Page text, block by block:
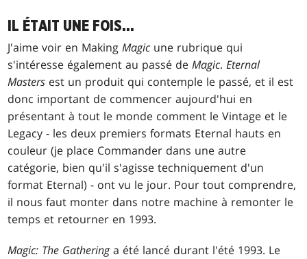
IL ÉTAIT UNE FOIS…
J'aime voir en Making Magic une rubrique qui
s'intéresse également au passé deMagic.Eternal
Masters est un produit qui contemple le passé, et il est
donc important de commencer aujourd'hui en
présentant à tout le monde comment le Vintage et le
Legacy - les deux premiers formats Eternal hauts en
couleur (je place Commander dans une autre
catégorie, bien qu'il s'agisse techniquement d'un
format Eternal) - ont vu le jour. Pour tout comprendre,
il nous faut monter dans notre machine à remonter le
temps et retourner en 1993.
Magic: The Gatheringa été lancé durant l'été 1993. Le